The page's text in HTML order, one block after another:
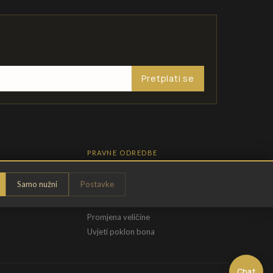
Samo nužni Postavke
Pretplati se
PRAVNE ODREDBE
Pravila privatnosti
Opći uvjeti
Promjena veličine
Uvjeti poklon bona